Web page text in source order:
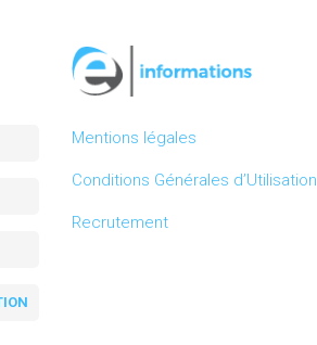
Mentions légales
Conditions Générales d’Utilisation
Recrutement